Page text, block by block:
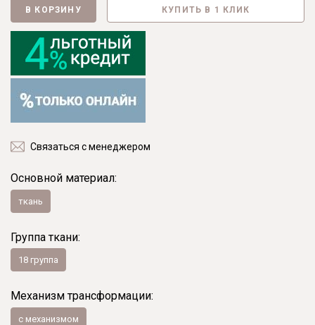
В КОРЗИНУ КУПИТЬ В 1 КЛИК
Связаться с менеджером
Основной материал:
ткань
Группа ткани:
18 группа
Механизм трансформации:
с механизмом